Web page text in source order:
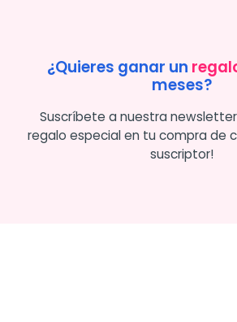
¿Quieres ganar un
meses?
Suscríbete a nuestra
regalo especial en tu compra de
suscriptor!